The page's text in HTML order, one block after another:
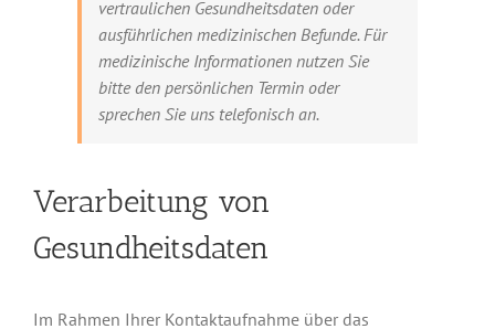
vertraulichen Gesundheitsdaten oder
ausführlichen medizinischen Befunde. Für
medizinische Informationen nutzen Sie
bitte den persönlichen Termin oder
sprechen Sie uns telefonisch an.
Verarbeitung von
Gesundheitsdaten
Im Rahmen Ihrer Kontaktaufnahme über das